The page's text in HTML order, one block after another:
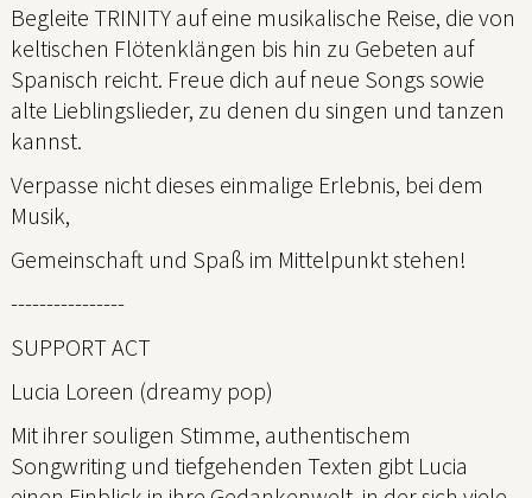
Begleite TRINITY auf eine musikalische Reise, die von
keltischen Flötenklängen bis hin zu Gebeten auf
Spanisch reicht. Freue dich auf neue Songs sowie
alte Lieblingslieder, zu denen du singen und tanzen
kannst.
Verpasse nicht dieses einmalige Erlebnis, bei dem
Musik,
Gemeinschaft und Spaß im Mittelpunkt stehen!
----------------
SUPPORT ACT
Lucia Loreen (dreamy pop)
Mit ihrer souligen Stimme, authentischem
Songwriting und tiefgehenden Texten gibt Lucia